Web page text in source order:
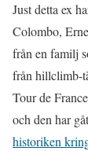
Just detta ex
Colombo,
från en familj
från hillclimb-
Tour de
och den har
historiken